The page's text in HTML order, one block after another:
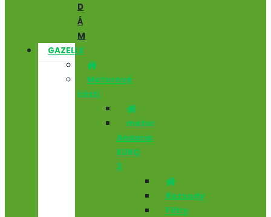
D
Á
M
GAZELLE
Motorové
části
motor
Andoria
EURO
3
Rozvody
Filtry